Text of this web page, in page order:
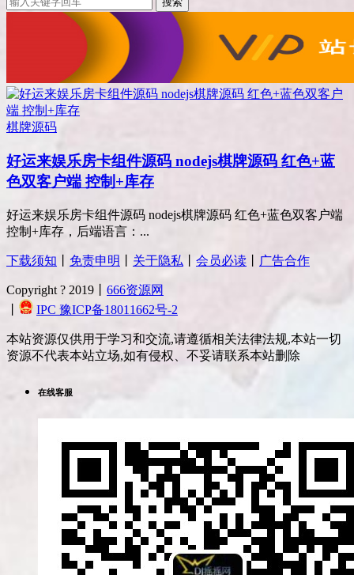
棋牌源码
好运来娱乐房卡组件源码 nodejs棋牌源码 红色+蓝
色双客户端 控制+库存
好运来娱乐房卡组件源码 nodejs棋牌源码 红色+蓝色双客户端
控制+库存，后端语言：...
下载须知 免责申明 关于隐私 会员必读 广告合作
Copyright ? 2019丨 666资源网
IPC 豫ICP备18011662号-2
本站资源仅供用于学习和交流,请遵循相关法律法规,本站一切
资源不代表本站立场,如有侵权、不妥请联系本站删除
在线客服